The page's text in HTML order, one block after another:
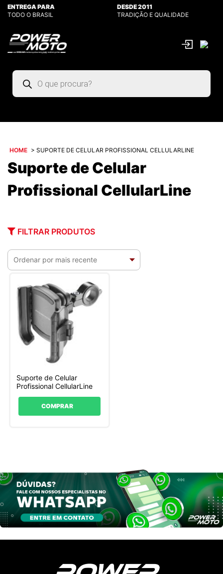
ENTREGA PARA
TODO O BRASIL
DESDE 2011
TRADIÇÃO E QUALIDADE
Pesquisar
produtos
HOME > SUPORTE DE CELULAR PROFISSIONAL CELLULARLINE
Suporte de Celular
Profissional CellularLine
FILTRAR PRODUTOS
Suporte de Celular
Profissional CellularLine
COMPRAR